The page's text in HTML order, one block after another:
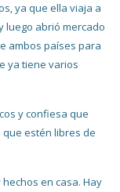
ya que ella viaja a
luego abrió mercado
ambos países para
ya tiene varios
y confiesa que
estén libres de
en casa. Hay